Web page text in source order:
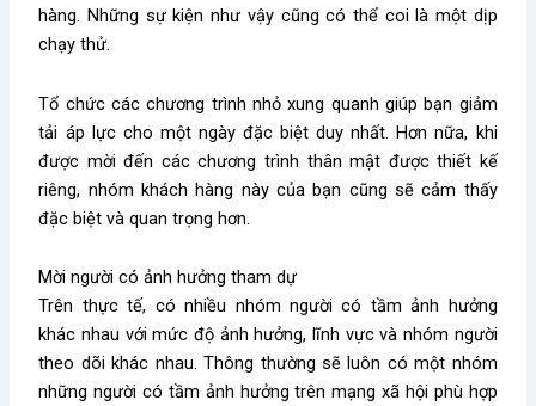
hàng. Những sự kiện như vậy cũng có thể coi là một dịp
chạy thử.
Tổ chức các chương trình nhỏ xung quanh giúp bạn giảm
tải áp lực cho một ngày đặc biệt duy nhất. Hơn nữa, khi
được mời đến các chương trình thân mật được thiết kế
riêng, nhóm khách hàng này của bạn cũng sẽ cảm thấy
đặc biệt và quan trọng hơn.
Mời người có ảnh hưởng tham dự
Trên thực tế, có nhiều nhóm người có tầm ảnh hưởng
khác nhau với mức độ ảnh hưởng, lĩnh vực và nhóm người
theo dõi khác nhau. Thông thường sẽ luôn có một nhóm
những người có tầm ảnh hưởng trên mạng xã hội phù hợp